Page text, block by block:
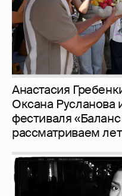
Рублёвские дочки